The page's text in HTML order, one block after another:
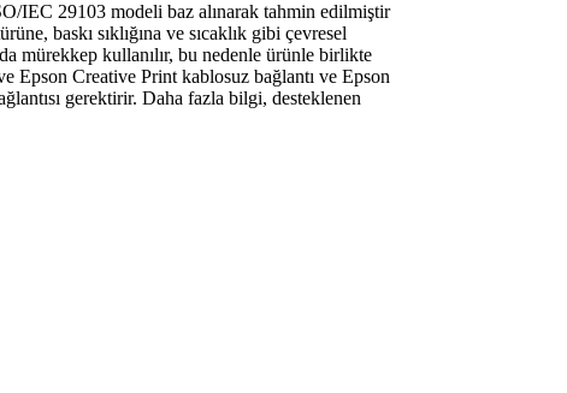
IEC 29103 modeli baz alınarak tahmin edilmiştir
baskı sıklığına ve sıcaklık gibi çevresel
mürekkep kullanılır, bu nedenle ürünle birlikte
Creative Print kablosuz bağlantı ve Epson
gerektirir. Daha fazla bilgi, desteklenen